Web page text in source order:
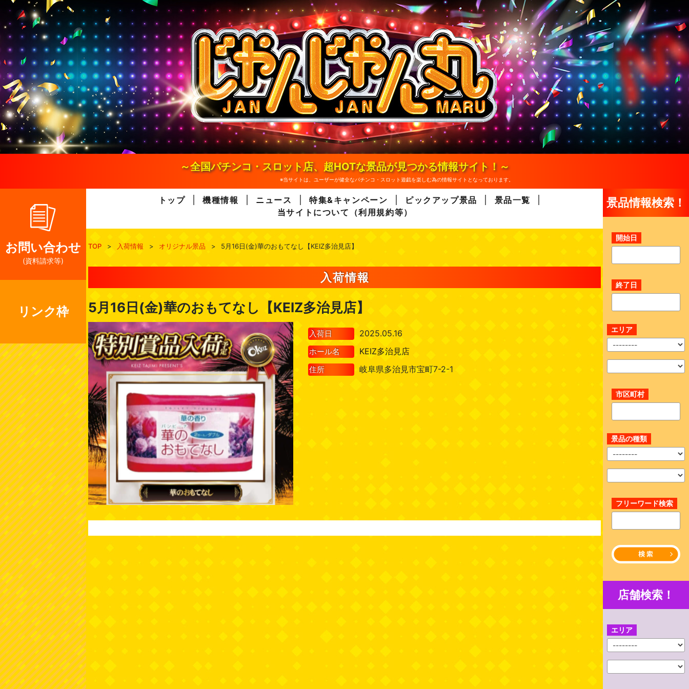
n
e
n
～全国パチンコ・スロット店、超HOTな景品が見つかる情報サイト！～
※当サイトは、ユーザーが健全なパチンコ・スロット遊戯を楽しむ為の情報サイトとなっております。
お問い合わせ
(資料請求等)
リンク枠
トップ 機種情報 ニュース 特集&キャンペーン ピックアップ景品
景品一覧
当サイトについて（利用規約等）
TOP > 入荷情報 > オリジナル景品 > 5月16日(金)華のおもてなし【KEIZ多治見店】
入荷情報
5月16日(金)華のおもてなし【KEIZ多治見店】
入荷日 2025.05.16
ホール名 KEIZ多治見店
住所 岐阜県多治見市宝町7-2-1
景品情報検索！
開始日
終了日
エリア
市区町村
景品の種類
フリーワード検索
店舗検索！
エリア